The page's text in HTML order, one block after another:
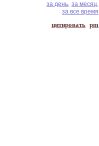
за день, за месяц,
за все время
цитировать pm